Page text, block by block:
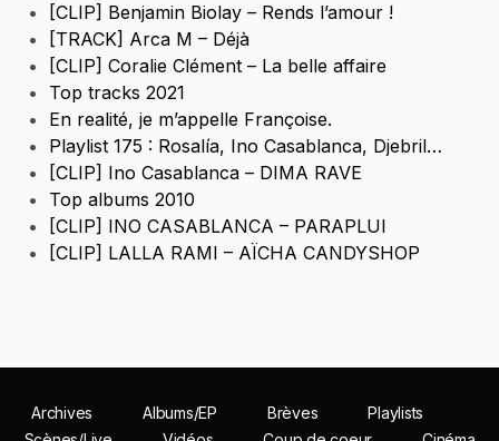
[CLIP] Benjamin Biolay – Rends l’amour !
[TRACK] Arca M – Déjà
[CLIP] Coralie Clément – La belle affaire
Top tracks 2021
En realité, je m’appelle Françoise.
Playlist 175 : Rosalía, Ino Casablanca, Djebril…
[CLIP] Ino Casablanca – DIMA RAVE
Top albums 2010
[CLIP] INO CASABLANCA – PARAPLUI
[CLIP] LALLA RAMI – AÏCHA CANDYSHOP
Archives Albums/EP Brèves
Playlists